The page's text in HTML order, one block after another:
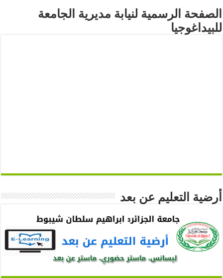
الصفحة الرسمية لنيابة مديرية الجامعة
للبيداغوجيا
أرضية التعليم عن بعد